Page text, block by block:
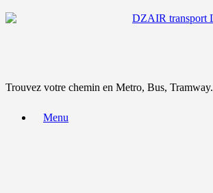
Trouvez votre chemin en Metro, Bus, Tramway.
Menu